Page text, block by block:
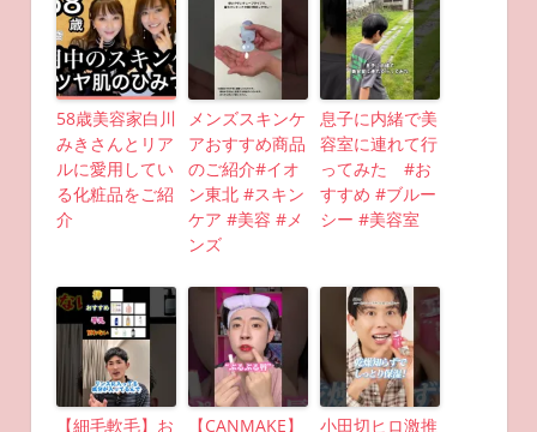
58歳美容家白川
みきさんとリア
ルに愛用してい
る化粧品をご紹
介
メンズスキンケ
アおすすめ商品
のご紹介#イオ
ン東北 #スキン
ケア #美容 #メ
ンズ
息子に内緒で美
容室に連れて行
ってみた #お
すすめ #ブルー
シー #美容室
【細毛軟毛】お
【CANMAKE】
小田切ヒロ激推